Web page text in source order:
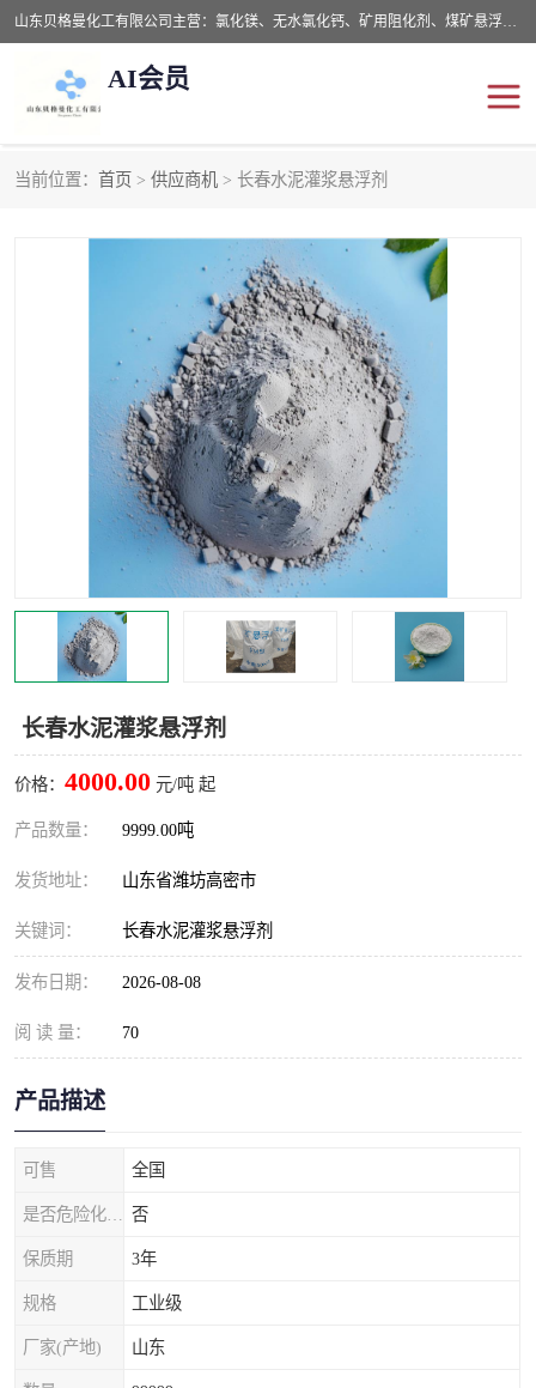
山东贝格曼化工有限公司主营：氯化镁、无水氯化钙、矿用阻化剂、煤矿悬浮剂、道路抑尘剂、氢氧化镁，防灭火剂等，公司位于山东省潍坊市滨海经济开发区,是专业从事对各种精细化工集研究、开发、制造于一体的现代化大型跨境化工企业，公司本着诚信经营、给每一位客户提供专业服务。
AI会员
当前位置： 首页 > 供应商机 > 长春水泥灌浆悬浮剂
长春水泥灌浆悬浮剂
价格： 4000.00 元/吨 起
产品数量： 9999.00吨
发货地址： 山东省潍坊高密市
关键词： 长春水泥灌浆悬浮剂
发布日期： 2026-08-08
阅 读 量： 70
产品描述
可售 全国
否
保质期 3年
规格 工业级
厂家(产地) 山东
氯化钙
抑尘剂
氢氧化镁